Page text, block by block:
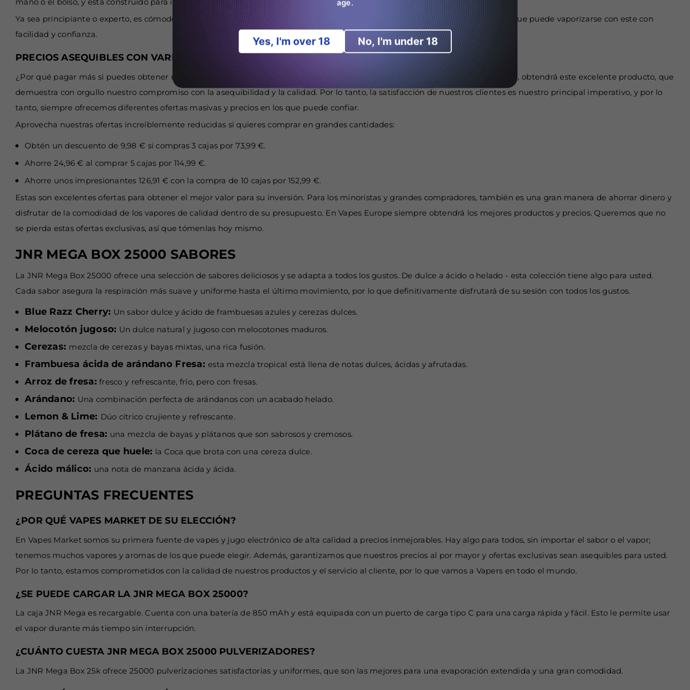
Ya sea principiante o experto, es cómodo y confiable. Es tan duradero y elegante, es más que un vapor; es una declaración. Así que puede vaporizarse con este con
facilidad y confianza.
PRECIOS ASEQUIBLES CON VARIAS OFERTAS EN JNR MEGA BOX 25000
¿Por qué pagar más si puedes obtener un precio inmejorable en la JNR Mega Box 25000 de Vapes Europe? Por tan solo 27,99 €, obtendrá este excelente producto, que
demuestra con orgullo nuestro compromiso con la asequibilidad y la calidad. Por lo tanto, la satisfacción de nuestros clientes es nuestro principal imperativo, y por lo
tanto, siempre ofrecemos diferentes ofertas masivas y precios en los que puede confiar.
Aprovecha nuestras ofertas increíblemente reducidas si quieres comprar en grandes cantidades:
Obtén un descuento de 9,98 € si compras 3 cajas por 73,99 €.
Ahorre 24,96 € al comprar 5 cajas por 114,99 €.
Ahorre unos impresionantes 126,91 € con la compra de 10 cajas por 152,99 €.
Estas son excelentes ofertas para obtener el mejor valor para su inversión. Para los minoristas y grandes compradores, también es una gran manera de ahorrar dinero y
disfrutar de la comodidad de los vapores de calidad dentro de su presupuesto. En Vapes Europe siempre obtendrá los mejores productos y precios. Queremos que no
se pierda estas ofertas exclusivas, así que tómenlas hoy mismo.
JNR MEGA BOX 25000 SABORES
La JNR Mega Box 25000 ofrece una selección de sabores deliciosos y se adapta a todos los gustos. De dulce a ácido o helado - esta colección tiene algo para usted.
Cada sabor asegura la respiración más suave y uniforme hasta el último movimiento, por lo que definitivamente disfrutará de su sesión con todos los gustos.
Blue Razz Cherry: Un sabor dulce y ácido de frambuesas azules y cerezas dulces.
Melocotón jugoso: Un dulce natural y jugoso con melocotones maduros.
Cerezas: mezcla de cerezas y bayas mixtas, una rica fusión.
Frambuesa ácida de arándano Fresa:esta mezcla tropical está llena de notas dulces, ácidas y afrutadas.
Arroz de fresa: fresco y refrescante, frío, pero con fresas.
Arándano: Una combinación perfecta de arándanos con un acabado helado.
Lemon & Lime: Dúo cítrico crujiente y refrescante.
Plátano de fresa: una mezcla de bayas y plátanos que son sabrosos y cremosos.
Coca de cereza que huele: la Coca que brota con una cereza dulce.
Ácido málico: una nota de manzana ácida y ácida.
PREGUNTAS FRECUENTES
¿POR QUÉ VAPES MARKET DE SU ELECCIÓN?
En Vapes Market somos su primera fuente de vapes y jugo electrónico de alta calidad a precios inmejorables. Hay algo para todos, sin importar el sabor o el vapor;
tenemos muchos vapores y aromas de los que puede elegir. Además, garantizamos que nuestros precios al por mayor y ofertas exclusivas sean asequibles para usted.
Por lo tanto, estamos comprometidos con la calidad de nuestros productos y el servicio al cliente, por lo que vamos a Vapers en todo el mundo.
¿SE PUEDE CARGAR LA JNR MEGA BOX 25000?
La caja JNR Mega es recargable. Cuenta con una batería de 850 mAh y está equipada con un puerto de carga tipo C para una carga rápida y fácil. Esto le permite usar
el vapor durante más tiempo sin interrupción.
¿CUÁNTO CUESTA JNR MEGA BOX 25000 PULVERIZADORES?
La JNR Mega Box 25k ofrece 25000 pulverizaciones satisfactorias y uniformes, que son las mejores para una evaporación extendida y una gran comodidad.
age.
Yes, I'm over 18 No, I'm under 18